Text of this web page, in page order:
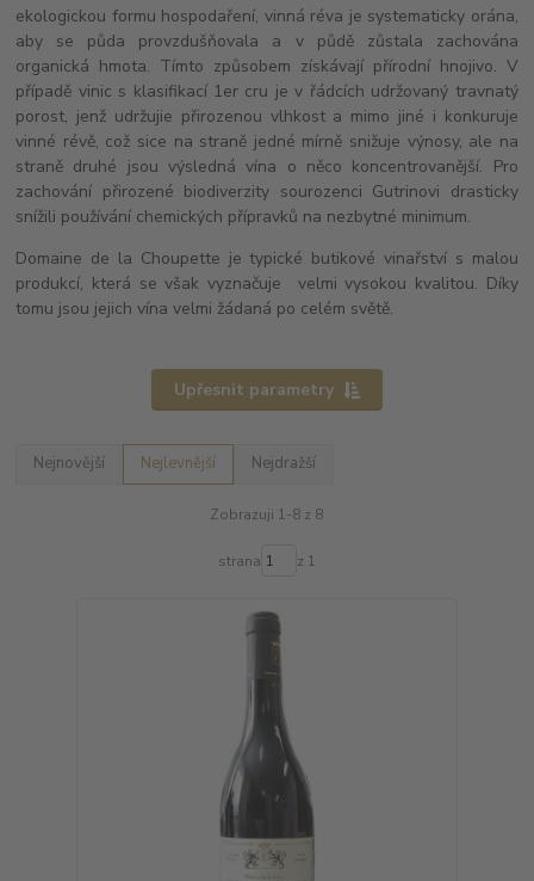
ekologickou formu hospodaření, vinná réva je systematicky orána,
aby se půda provzdušňovala a v půdě zůstala zachována
organická hmota. Tímto způsobem získávají přírodní hnojivo. V
případě vinic s klasifikací 1er cru je v řádcích udržovaný travnatý
porost, jenž udržujie přirozenou vlhkost a mimo jiné i konkuruje
vinné révě, což sice na straně jedné mírně snižuje výnosy, ale na
straně druhé jsou výsledná vína o něco koncentrovanější. Pro
zachování přirozené biodiverzity sourozenci Gutrinovi drasticky
snížili používání chemických přípravků na nezbytné minimum.
Domaine de la Choupette je typické butikové vinařství s malou
produkcí, která se však vyznačuje velmi vysokou kvalitou. Díky
tomu jsou jejich vína velmi žádaná po celém světě.
Upřesnit parametry
Nejnovější Nejlevnější Nejdražší
Zobrazuji 1-8 z 8
strana z 1